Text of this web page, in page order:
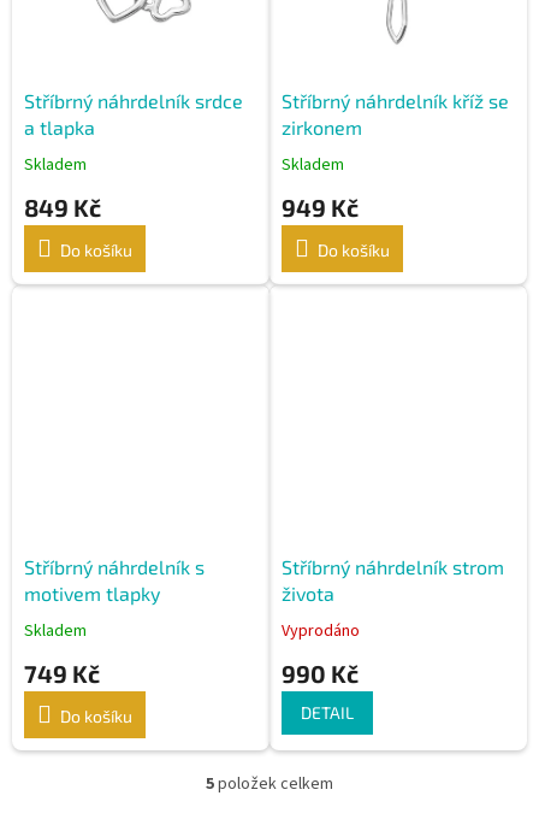
Stříbrný náhrdelník srdce
a tlapka
Skladem
849 Kč
Do košíku
Stříbrný náhrdelník kříž se
zirkonem
Skladem
949 Kč
Do košíku
Stříbrný náhrdelník s
motivem tlapky
Skladem
749 Kč
Do košíku
Stříbrný náhrdelník strom
života
Vyprodáno
990 Kč
DETAIL
O
5položek celkem